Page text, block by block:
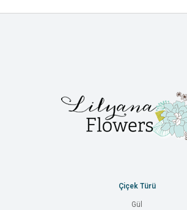
Çiçek Türü
Gül